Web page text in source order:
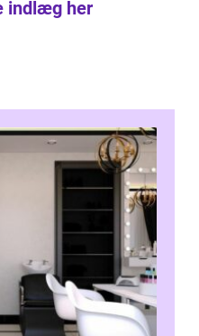
indlæg her